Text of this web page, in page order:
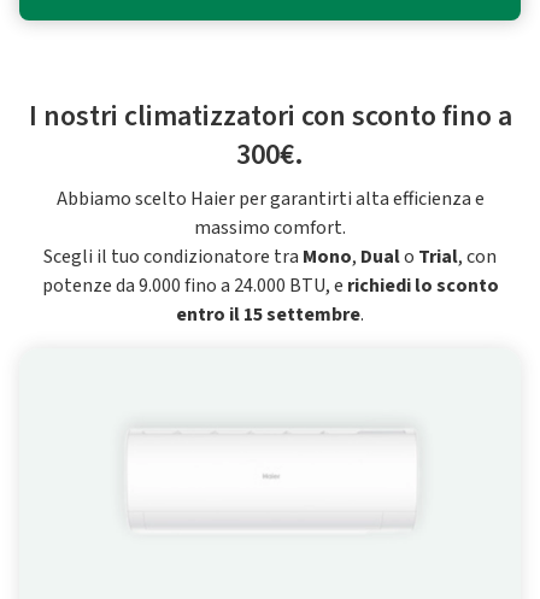
I nostri climatizzatori con sconto fino a
300€.
Abbiamo scelto Haier per garantirti alta efficienza e
massimo comfort.
Scegli il tuo condizionatore tra Mono, Dualo Trial, con
potenze da 9.000 fino a 24.000 BTU, e richiedi lo sconto
entro il 15 settembre.